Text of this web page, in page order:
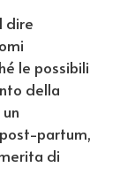
dire
le possibili
della
partum,
di